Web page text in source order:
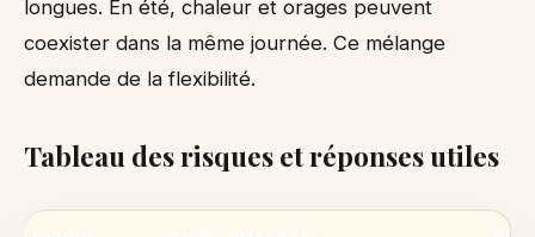
longues. En été, chaleur et orages peuvent
coexister dans la même journée. Ce mélange
demande de la flexibilité.
Tableau des risques et réponses utiles